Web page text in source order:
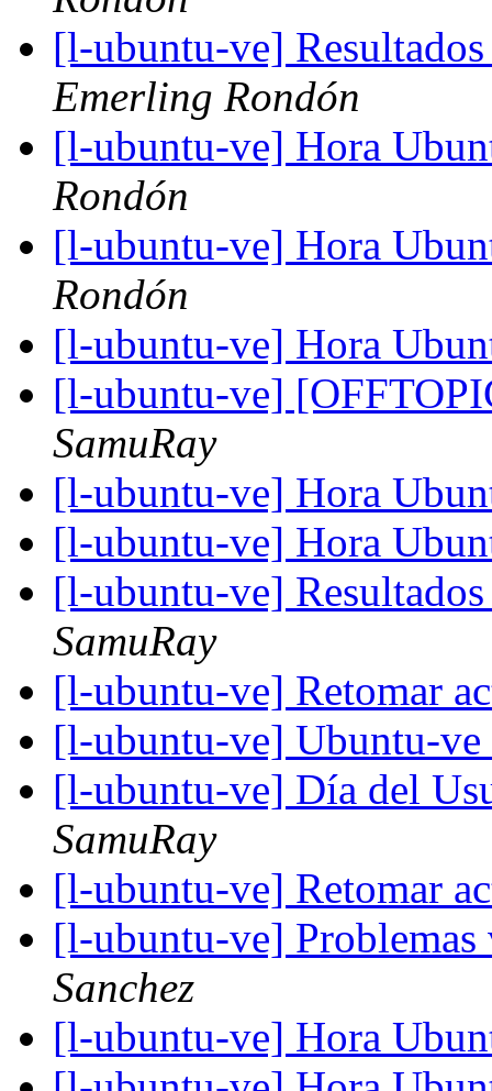
[l-ubuntu-ve]
Emerling Rondón
[l-ubuntu-ve] Hora
Rondón
[l-ubuntu-ve] Hora
Rondón
[l-ubuntu-ve] Hora
[l-ubuntu-ve]
SamuRay
[l-ubuntu-ve] Hora
[l-ubuntu-ve] Hora
[l-ubuntu-ve]
SamuRay
[l-ubuntu-ve] Retomar
[l-ubuntu-ve] Ubuntu-ve
[l-ubuntu-ve] Día del
SamuRay
[l-ubuntu-ve] Retomar
[l-ubuntu-ve]
Sanchez
[l-ubuntu-ve] Hora